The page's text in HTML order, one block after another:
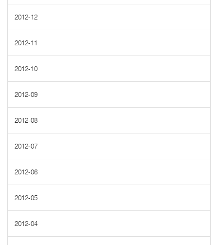
2012-12
2012-11
2012-10
2012-09
2012-08
2012-07
2012-06
2012-05
2012-04